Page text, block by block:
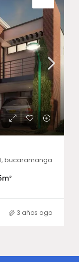
bucaramanga
m²
3 años ago